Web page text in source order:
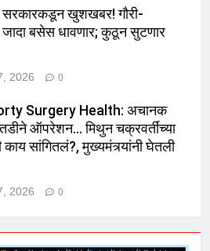
सरकारकडून खुशखबर! गौरी-
जादा बसेस धावणार; कुठून सुटणार
2026 0
Surgery Health: अचानक
ऑपरेशन… मिथुन चक्रवर्तींच्या
काय सांगितलं?, मुख्यमंत्र्यांनी घेतली
2026 0